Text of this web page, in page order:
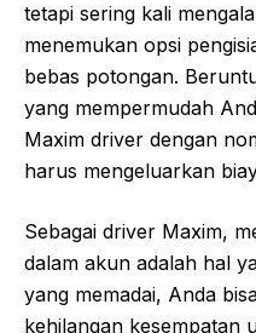
tetapi sering kali
menemukan opsi
bebas potongan.
yang mempermudah
Maxim driver dengan
harus mengeluarkan
Sebagai driver Maxim,
dalam akun adalah hal
yang memadai, Anda
kehilangan kesempatan